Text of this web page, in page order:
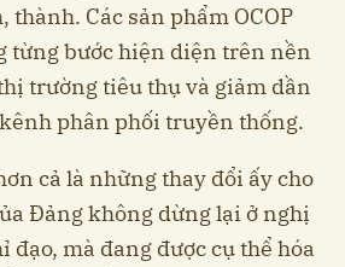
Các sản phẩm OCOP
từng bước hiện diện trên nền
trường tiêu thụ và giảm dần
phân phối truyền thống.
cả là những thay đổi ấy cho
Đảng không dừng lại ở nghị
đạo, mà đang được cụ thể hóa